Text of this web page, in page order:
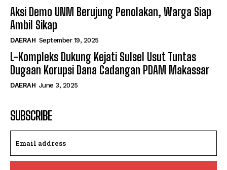
Aksi Demo UNM Berujung Penolakan, Warga Siap
Ambil Sikap
DAERAH September 19, 2025
L-Kompleks Dukung Kejati Sulsel Usut Tuntas
Dugaan Korupsi Dana Cadangan PDAM Makassar
DAERAH June 3, 2025
SUBSCRIBE